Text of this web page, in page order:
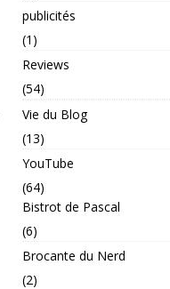
publicités
(1)
Reviews
(54)
Vie du Blog
(13)
YouTube
(64)
Bistrot de Pascal
(6)
Brocante du Nerd
(2)